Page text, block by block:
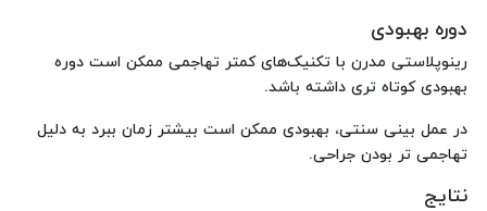
دوره بهبودی
رینوپلاستی مدرن با تکنیک‌های کمتر تهاجمی ممکن است دوره
بهبودی کوتاه‌ تری داشته باشد.
در عمل بینی سنتی، بهبودی ممکن است بیشتر زمان ببرد به دلیل
تهاجمی‌ تر بودن جراحی.
نتایج